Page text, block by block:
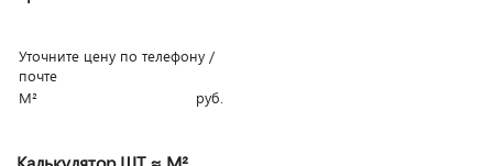
Уточните цену по телефону /
почте
М²
руб.